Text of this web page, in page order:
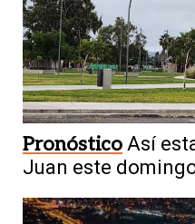
Pronóstico Así
Juan este